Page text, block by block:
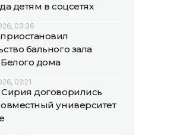
детям в соцсетях
03:36
бального зала
дома
02:21
договорились
университет